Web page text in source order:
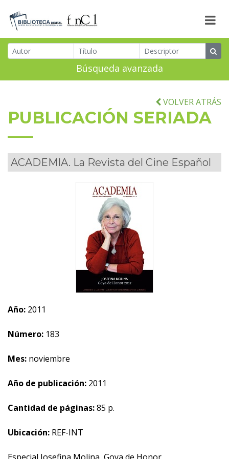
Búsqueda avanzada
VOLVER ATRÁS
PUBLICACIÓN SERIADA
ACADEMIA. La Revista del Cine Español
Año: 2011
Número: 183
Mes: noviembre
Año de publicación: 2011
Cantidad de páginas:85 p.
Ubicación: REF-INT